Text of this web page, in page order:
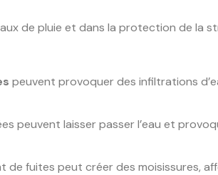
de pluie et dans la protection de la
peuvent provoquer des infiltrations
peuvent laisser passer l’eau et
de fuites peut créer des moisissures,